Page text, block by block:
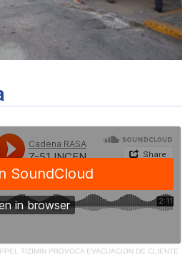
TIZIMIN PROVOCA EVACUACIÓN DE CLIENTE